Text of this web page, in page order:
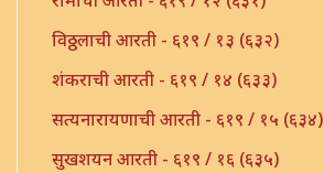
विठ्ठलाची आरती - ६१९ / १३ (६३२)
शंकराची आरती - ६१९ / १४ (६३३)
सत्यनारायणाची आरती - ६१९ / १५ (६३४)
सुखशयन आरती - ६१९ / १६ (६३५)